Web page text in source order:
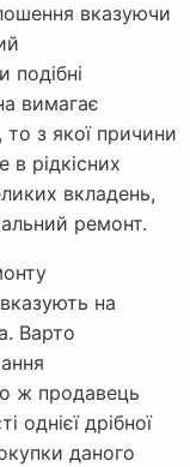
вказуючи
подібні
вимагає
з якої причини
рідкісних
вкладень,
ремонт.
на
Варто
ж продавець
однієї дрібної
даного